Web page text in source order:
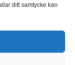
ditt samtycke kan